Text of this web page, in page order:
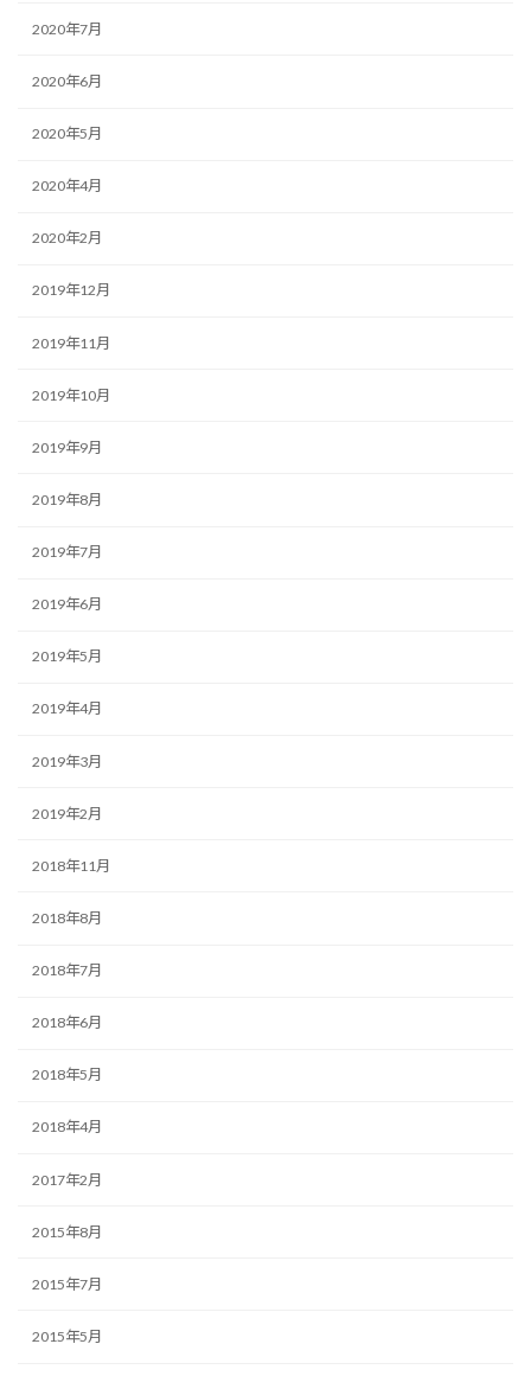
2020年7月
2020年6月
2020年5月
2020年4月
2020年2月
2019年12月
2019年11月
2019年10月
2019年9月
2019年8月
2019年7月
2019年6月
2019年5月
2019年4月
2019年3月
2019年2月
2018年11月
2018年8月
2018年7月
2018年6月
2018年5月
2018年4月
2017年2月
2015年8月
2015年7月
2015年5月